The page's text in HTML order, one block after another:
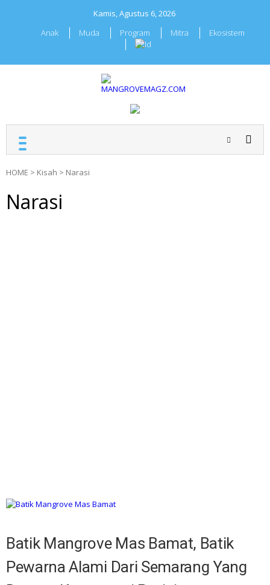
Kamis, Agustus 6, 2026
Anak
Muda Program Mitra Ekosistem
MANGROVEMAGZ.COM
Majalah Mangrover
HOME > Kisah > Narasi
Narasi
Batik Mangrove Mas Bamat, Batik
Pewarna Alami Dari Semarang Yang